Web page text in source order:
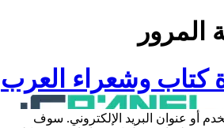
المرور
كتاب وشعراء العرب
أو عنوان البريد الإلكتروني. سوف